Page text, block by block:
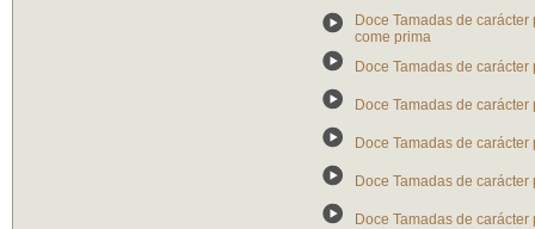
Doce Tamadas de
come prima
Doce Tamadas de
Doce Tamadas de
Doce Tamadas de
Doce Tamadas de
Doce Tamadas de